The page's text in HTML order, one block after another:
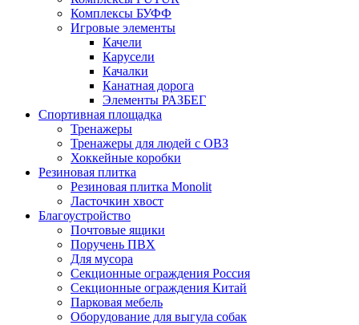
Комплексы БУФФ
Игровые элементы
Качели
Карусели
Качалки
Канатная дорога
Элементы РАЗБЕГ
Спортивная площадка
Тренажеры
Тренажеры для людей с ОВЗ
Хоккейные коробки
Резиновая плитка
Резиновая плитка Monolit
Ласточкин хвост
Благоустройство
Почтовые ящики
Поручень ПВХ
Для мусора
Секционные ограждения Россия
Секционные ограждения Китай
Парковая мебель
Оборудование для выгула собак